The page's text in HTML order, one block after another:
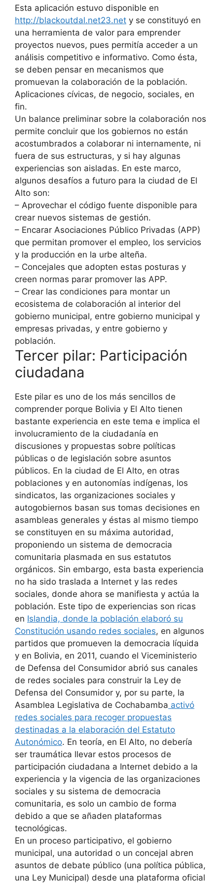
Esta aplicación estuvo disponible en
http://blackoutdal.net23.net y se constituyó en
una herramienta de valor para emprender
proyectos nuevos, pues permitía acceder a un
análisis competitivo e informativo. Como ésta,
se deben pensar en mecanismos que
promuevan la colaboración de la población.
Aplicaciones cívicas, de negocio, sociales, en
fin.
Un balance preliminar sobre la colaboración nos
permite concluir que los gobiernos no están
acostumbrados a colaborar ni internamente, ni
fuera de sus estructuras, y si hay algunas
experiencias son aisladas. En este marco,
algunos desafíos a futuro para la ciudad de El
Alto son:
– Aprovechar el código fuente disponible para
crear nuevos sistemas de gestión.
– Encarar Asociaciones Público Privadas (APP)
que permitan promover el empleo, los servicios
y la producción en la urbe alteña.
– Concejales que adopten estas posturas y
creen normas parar promover las APP.
– Crear las condiciones para montar un
ecosistema de colaboración al interior del
gobierno municipal, entre gobierno municipal y
empresas privadas, y entre gobierno y
población.
Tercer pilar: Participación
ciudadana
Este pilar es uno de los más sencillos de
comprender porque Bolivia y El Alto tienen
bastante experiencia en este tema e implica el
involucramiento de la ciudadanía en
discusiones y propuestas sobre políticas
públicas o de legislación sobre asuntos
públicos. En la ciudad de El Alto, en otras
poblaciones y en autonomías indígenas, los
sindicatos, las organizaciones sociales y
autogobiernos basan sus tomas decisiones en
asambleas generales y éstas al mismo tiempo
se constituyen en su máxima autoridad,
proponiendo un sistema de democracia
comunitaria plasmada en sus estatutos
orgánicos. Sin embargo, esta basta experiencia
no ha sido traslada a Internet y las redes
sociales, donde ahora se manifiesta y actúa la
población. Este tipo de experiencias son ricas
en Islandia, donde la población elaboró su
Constitución usando redes sociales, en algunos
partidos que promueven la democracia líquida
y en Bolivia, en 2011, cuando el Viceministerio
de Defensa del Consumidor abrió sus canales
de redes sociales para construir la Ley de
Defensa del Consumidor y, por su parte, la
Asamblea Legislativa de Cochabamba activó
redes sociales para recoger propuestas
destinadas a la elaboración del Estatuto
Autonómico. En teoría, en El Alto, no debería
ser traumática llevar estos procesos de
participación ciudadana a Internet debido a la
experiencia y la vigencia de las organizaciones
sociales y su sistema de democracia
comunitaria, es solo un cambio de forma
debido a que se añaden plataformas
tecnológicas.
En un proceso participativo, el gobierno
municipal, una autoridad o un concejal abren
asuntos de debate público (una política pública,
una Ley Municipal) desde una plataforma oficial